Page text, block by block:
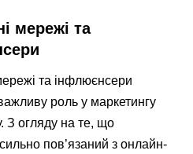
мережі та
та інфлюєнсери
роль у маркетингу
З огляду на те, що
пов’язаний з онлайн-